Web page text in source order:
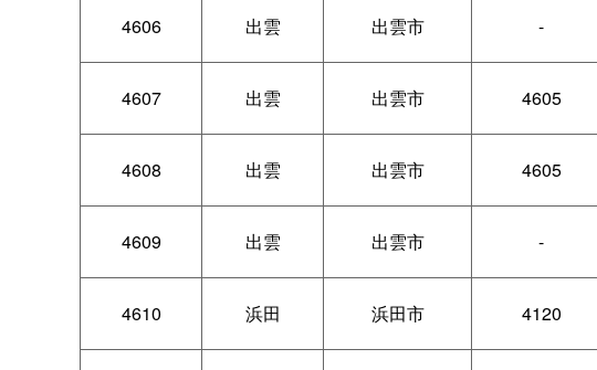
4606 出雲 出雲市 -
4607 出雲 出雲市 4605
4608 出雲 出雲市 4605
4609 出雲 出雲市 -
4610 浜田 浜田市 4120